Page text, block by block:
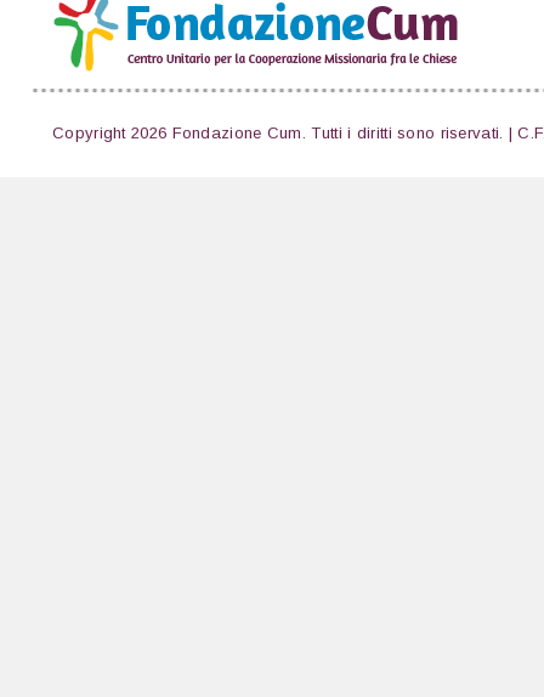
Copyright 2026 Fondazione Cum. Tutti i diritti sono riservati. |